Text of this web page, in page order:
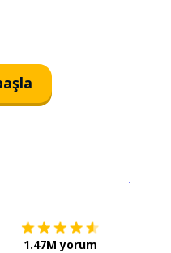
1.47M yorum